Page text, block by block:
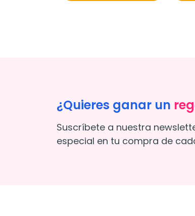
¿Quieres ganar un
Suscríbete a nuestra
especial en tu compra de